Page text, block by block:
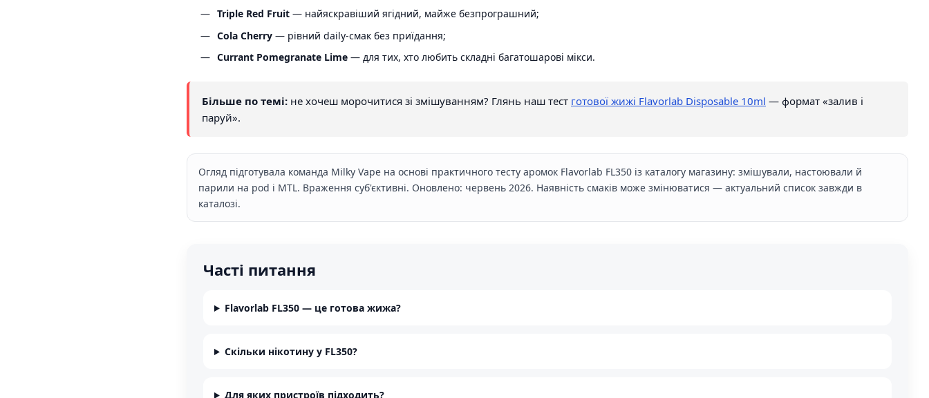
Triple Red Fruit — найяскравіший ягідний, майже безпрограшний;
Cola Cherry — рівний daily-смак без приїдання;
Currant Pomegranate Lime — для тих, хто любить складні багатошарові мікси.
Більше по темі: не хочеш морочитися зі змішуванням? Глянь наш тест готової жижі Flavorlab Disposable 10ml — формат «залив і
паруй».
Огляд підготувала команда Milky Vape на основі практичного тесту аромок Flavorlab FL350 із каталогу магазину: змішували, настоювали й
парили на pod і MTL. Враження суб'єктивні. Оновлено: червень 2026. Наявність смаків може змінюватися — актуальний список завжди в
каталозі.
Часті питання
Flavorlab FL350 — це готова жижа?
Скільки нікотину у FL350?
Для яких пристроїв підходить?